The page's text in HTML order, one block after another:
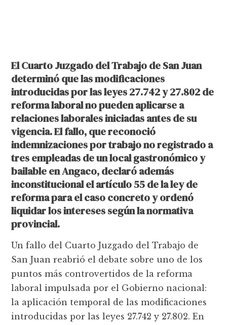
El Cuarto Juzgado del Trabajo de San Juan
determinó que las modificaciones
introducidas por las leyes 27.742 y 27.802 de
reforma laboral no pueden aplicarse a
relaciones laborales iniciadas antes de su
vigencia. El fallo, que reconoció
indemnizaciones por trabajo no registrado a
tres empleadas de un local gastronómico y
bailable en Angaco, declaró además
inconstitucional el artículo 55 de la ley de
reforma para el caso concreto y ordenó
liquidar los intereses según la normativa
provincial.
Un fallo del Cuarto Juzgado del Trabajo de
San Juan reabrió el debate sobre uno de los
puntos más controvertidos de la reforma
laboral impulsada por el Gobierno nacional:
la aplicación temporal de las modificaciones
introducidas por las leyes 27.742 y 27.802. En